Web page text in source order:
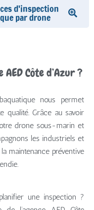
d'inspection
par drone
Côte d’Azur ?
nous permet
qualité. Grâce au savoir
drone sous-marin et
les industriels et
maintenance préventive
une inspection ?